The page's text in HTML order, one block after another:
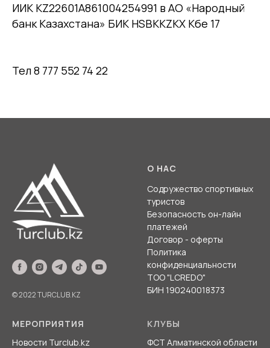
ИИК KZ22601A861004254991 в АО «Народный
банк Казахстана» БИК HSBKKZKX Кбе 17
Тел 8 777 552 74 22
© 2022 TURCLUB.KZ
О НАС
Содружество спортивных
туристов
Безопасность он-лайн
платежей
Договор - оферты
Политика
конфиденциальности
ТОО "LCREDO"
БИН 190240018373
МЕРОПРИЯТИЯ
Новости Turclub.kz
КЛУБЫ
ФСТ Алматинской области